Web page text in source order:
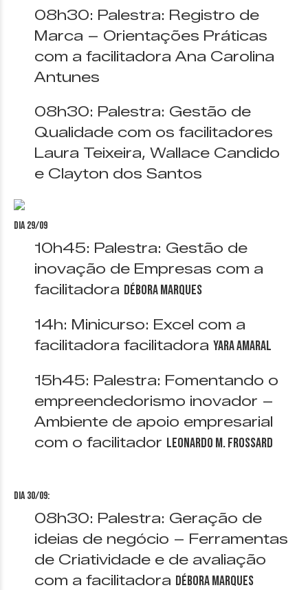
08h30: Palestra: Registro de
Marca – Orientações Práticas
com a facilitadora Ana Carolina
Antunes
08h30: Palestra: Gestão de
Qualidade com os facilitadores
Laura Teixeira, Wallace Candido
e Clayton dos Santos
Dia 29/09
10h45: Palestra: Gestão de
inovação de Empresas com a
facilitadora Débora Marques
14h: Minicurso: Excel com a
facilitadora facilitadora Yara Amaral
15h45: Palestra: Fomentando o
empreendedorismo inovador –
Ambiente de apoio empresarial
com o facilitador Leonardo M. Frossard
Dia 30/09:
08h30: Palestra: Geração de
ideias de negócio – Ferramentas
de Criatividade e de avaliação
com a facilitadora Débora Marques